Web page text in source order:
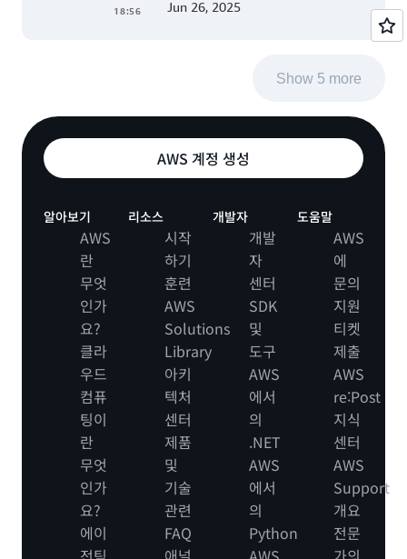
18:56 Jun 26, 2025
Show 5 more
AWS 계정 생성
알아보기
AWS
란
무엇
인가
요?
클라
우드
컴퓨
팅이
란
무엇
인가
요?
에이
리소스
시작
하기
훈련
AWS
Solutions
Library
아키
텍처
센터
제품
및
기술
관련
FAQ
개발자
개발
자
센터
SDK
및
도구
AWS
에서
의
.NET
AWS
에서
의
Python
도움말
AWS
에
문의
지원
티켓
제출
AWS
re:Post
지식
센터
AWS
Support
개요
전문